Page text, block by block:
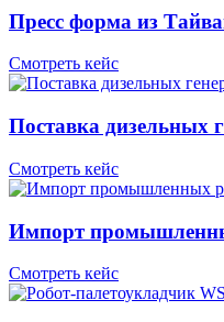
Пресс форма из
Смотреть кейс
Поставка дизельных
Смотреть кейс
Импорт
Смотреть кейс